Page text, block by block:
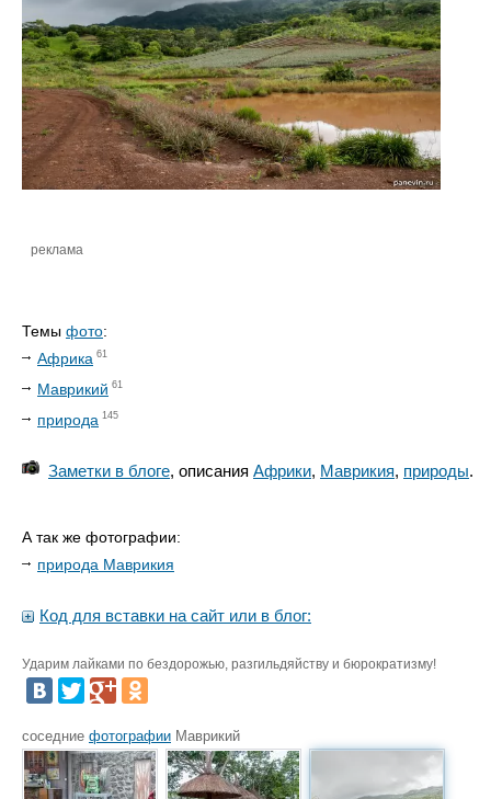
реклама
Темы фото:
Африка 61
Маврикий 61
природа 145
Заметки в блоге, описания Африки, Маврикия, природы.
А так же фотографии:
природа Маврикия
Код для вставки на сайт или в блог:
Ударим лайками по бездорожью, разгильдяйству и бюрократизму!
соседние фотографии Маврикий